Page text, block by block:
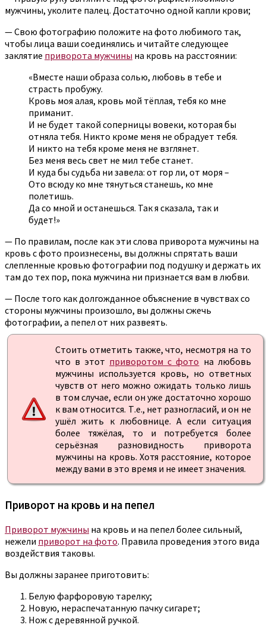
мужчины, уколите палец. Достаточно одной капли крови;
— Свою фотографию положите на фото любимого так,
чтобы лица ваши соединялись и читайте следующее
заклятие приворота мужчины на кровь на расстоянии:
«Вместе наши образа солью, любовь в тебе и
страсть пробужу.
Кровь моя алая, кровь мой тёплая, тебя ко мне
приманит.
И не будет такой соперницы вовеки, которая бы
отняла тебя. Никто кроме меня не обрадует тебя.
И никто на тебя кроме меня не взглянет.
Без меня весь свет не мил тебе станет.
И куда бы судьба ни завела: от гор ли, от моря –
Ото всюду ко мне тянуться станешь, ко мне
полетишь.
Да со мной и останешься. Так я сказала, так и
будет!»
— По правилам, после как эти слова приворота мужчины на
кровь с фото произнесены, вы должны спрятать ваши
слепленные кровью фотографии под подушку и держать их
там до тех пор, пока мужчина ни признается вам в любви.
— После того как долгожданное объяснение в чувствах со
стороны мужчины произошло, вы должны сжечь
фотографии, а пепел от них развеять.
Стоить отметить также, что, несмотря на то
что в этот приворотом с фото на любовь
мужчины используется кровь, но ответных
чувств от него можно ожидать только лишь
в том случае, если он уже достаточно хорошо
к вам относится. Т.е., нет разногласий, и он не
ушёл жить к любовнице. А если ситуация
более тяжёлая, то и потребуется более
серьёзная разновидность приворота
мужчины на кровь. Хотя расстояние, которое
между вами в это время и не имеет значения.
Приворот на кровь и на пепел
Приворот мужчины на кровь и на пепел более сильный,
нежели приворот на фото. Правила проведения этого вида
воздействия таковы.
Вы должны заранее приготовить:
Белую фарфоровую тарелку;
Новую, нераспечатанную пачку сигарет;
Нож с деревянной ручкой.